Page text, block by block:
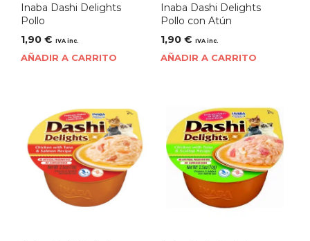
Inaba Dashi Delights
Pollo
1,90 € IVA inc.
AÑADIR A CARRITO
Inaba Dashi Delights
Pollo con Atún
1,90 € IVA inc.
AÑADIR A CARRITO